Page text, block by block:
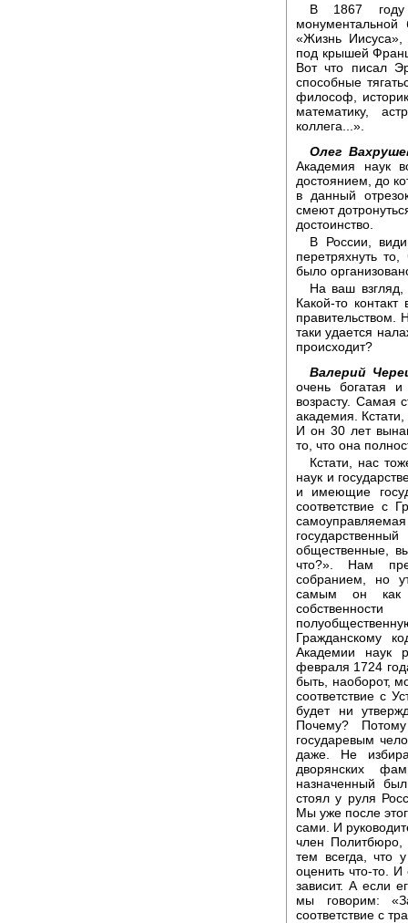
В 1867 году
монументальной
«Жизнь
под крышей
Вот что писал
способные
философ,
математику,
коллега...».
Олег
Академия наук
достоянием, до
в данный
смеют
достоинство.
В России,
перетряхнуть
было
На ваш взгляд,
Какой-то контакт
правительством.
таки удается
происходит?
Валерий
очень богатая
возрасту. Самая
академия.
И он 30 лет
то, что она
Кстати, нас
наук и
и имеющие
соответствие с
общественные,
что?». Нам
собранием, но
самым он как
Гражданскому
Академии наук
февраля 1724
быть, наоборот,
соответствие с
будет ни
Почему?
государевым
даже. Не
дворянских
назначенный
стоял у руля
Мы уже после
сами. И
член Политбюро,
тем всегда, что
оценить что-то. И
зависит. А если
мы говорим:
соответствие с